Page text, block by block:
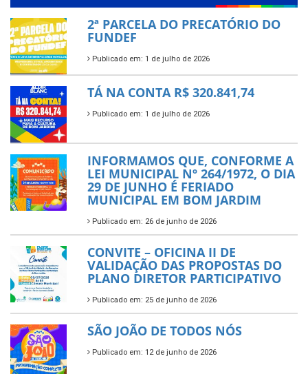
2ª PARCELA DO PRECATÓRIO DO
FUNDEF
Publicado em: 1 de julho de 2026
TÁ NA CONTA R$ 320.841,74
Publicado em: 1 de julho de 2026
INFORMAMOS QUE, CONFORME A
LEI MUNICIPAL Nº 264/1972, O DIA
29 DE JUNHO É FERIADO
MUNICIPAL EM BOM JARDIM
Publicado em: 26 de junho de 2026
CONVITE – OFICINA II DE
VALIDAÇÃO DAS PROPOSTAS DO
PLANO DIRETOR PARTICIPATIVO
Publicado em: 25 de junho de 2026
SÃO JOÃO DE TODOS NÓS
Publicado em: 12 de junho de 2026